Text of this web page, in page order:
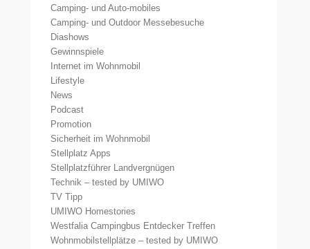
Camping- und Auto-mobiles
Camping- und Outdoor Messebesuche
Diashows
Gewinnspiele
Internet im Wohnmobil
Lifestyle
News
Podcast
Promotion
Sicherheit im Wohnmobil
Stellplatz Apps
Stellplatzführer Landvergnügen
Technik – tested by UMIWO
TV Tipp
UMIWO Homestories
Westfalia Campingbus Entdecker Treffen
Wohnmobilstellplätze – tested by UMIWO